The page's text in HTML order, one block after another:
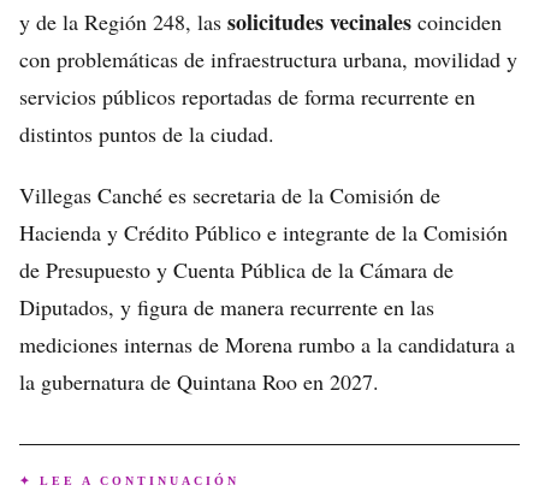
y de la Región 248, las solicitudes vecinales coinciden
con problemáticas de infraestructura urbana, movilidad y
servicios públicos reportadas de forma recurrente en
distintos puntos de la ciudad.
Villegas Canché es secretaria de la Comisión de
Hacienda y Crédito Público e integrante de la Comisión
de Presupuesto y Cuenta Pública de la Cámara de
Diputados, y figura de manera recurrente en las
mediciones internas de Morena rumbo a la candidatura a
la gubernatura de Quintana Roo en 2027.
✦ LEE A CONTINUACIÓN